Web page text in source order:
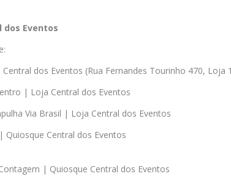
dos Eventos
dos Eventos (Rua Fernandes Tourinho 470, Loja
| Loja Central dos Eventos
Via Brasil | Loja Central dos Eventos
Quiosque Central dos Eventos
| Quiosque Central dos Eventos